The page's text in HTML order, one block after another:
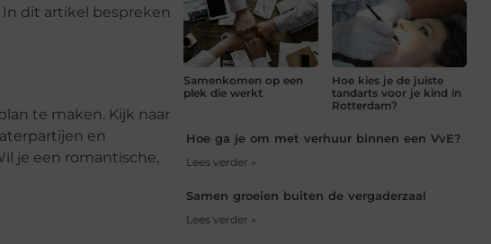
dit artikel bespreken
te maken. Kijk naar
en
je een romantische,
Samenkomen op een
plek die werkt
Hoe kies je de juiste
tandarts voor je kind in
Rotterdam?
Hoe ga je om met verhuur binnen een VvE?
Lees verder »
Samen groeien buiten de vergaderzaal
Lees verder »